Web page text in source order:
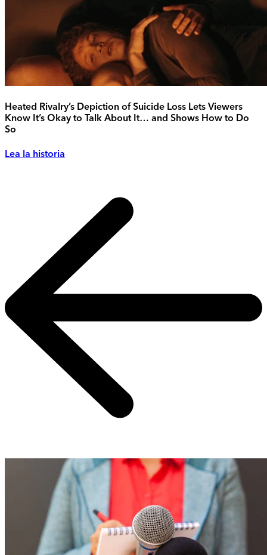
Heated Rivalry’s Depiction of Suicide Loss Lets Viewers
Know It’s Okay to Talk About It… and Shows How to Do
So
Lea la historia